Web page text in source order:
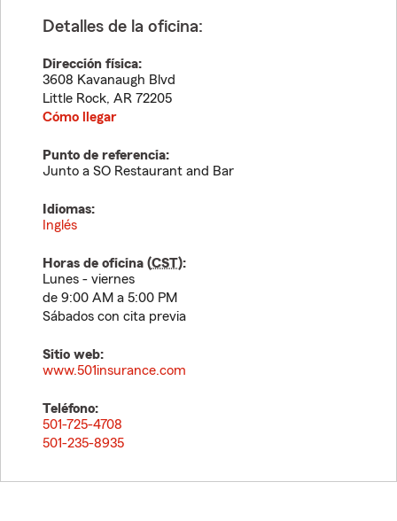
Detalles de la oficina:
Dirección física:
3608 Kavanaugh Blvd
Little Rock, AR 72205
Cómo llegar
Punto de referencia:
Junto a SO Restaurant and Bar
Idiomas:
Inglés
Horas de oficina (CST):
Lunes - viernes
de 9:00 AM a 5:00 PM
Sábados con cita previa
Sitio web:
www.501insurance.com
Teléfono:
501-725-4708
501-235-8935